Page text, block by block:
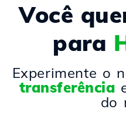
Você
para
Experimente o
transferência
do